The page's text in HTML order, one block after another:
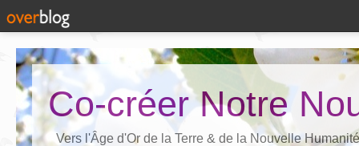
Co-créer Notre
Vers l'Âge d'Or de la Terre & de la Nouvelle Humanité